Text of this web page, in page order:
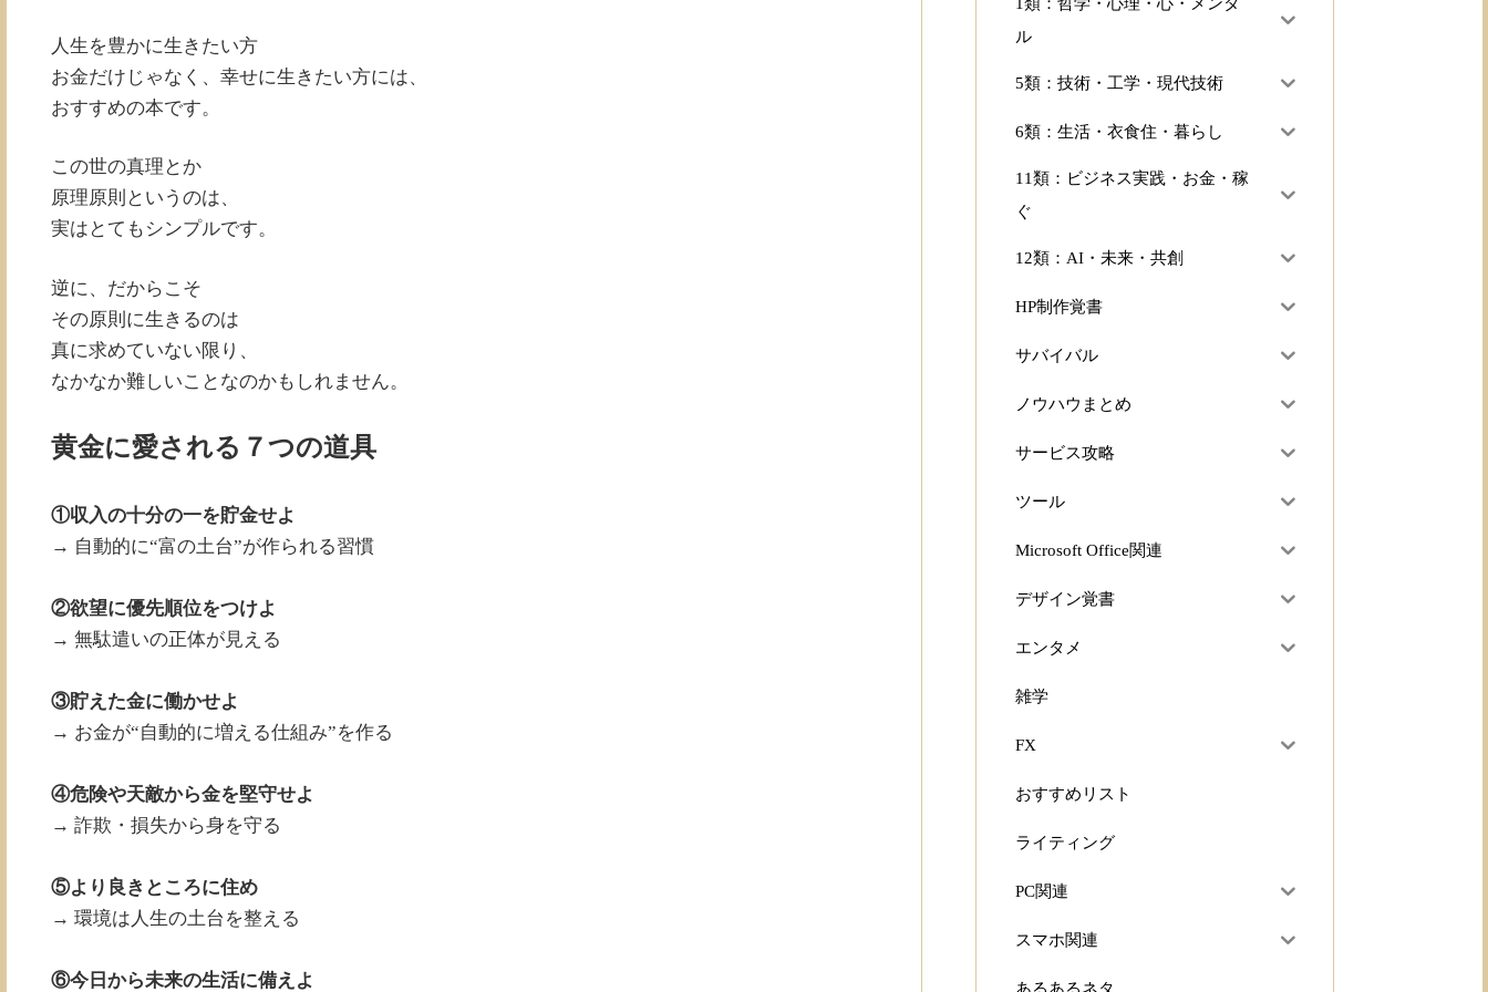
人生を豊かに生きたい方
お金だけじゃなく、幸せに生きたい方には、
おすすめの本です。
この世の真理とか
原理原則というのは、
実はとてもシンプルです。
逆に、だからこそ
その原則に生きるのは
真に求めていない限り、
なかなか難しいことなのかもしれません。
黄金に愛される７つの道具
①収入の十分の一を貯金せよ
→ 自動的に“富の土台”が作られる習慣
②欲望に優先順位をつけよ
→ 無駄遣いの正体が見える
③貯えた金に働かせよ
→ お金が“自動的に増える仕組み”を作る
④危険や天敵から金を堅守せよ
→ 詐欺・損失から身を守る
⑤より良きところに住め
→ 環境は人生の土台を整える
⑥今日から未来の生活に備えよ
ル
5類：技術・工学・現代技術
6類：生活・衣食住・暮らし
11類：ビジネス実践・お金・稼
ぐ
12類：AI・未来・共創
HP制作覚書
サバイバル
ノウハウまとめ
サービス攻略
ツール
Microsoft Office関連
デザイン覚書
エンタメ
雑学
FX
おすすめリスト
ライティング
PC関連
スマホ関連